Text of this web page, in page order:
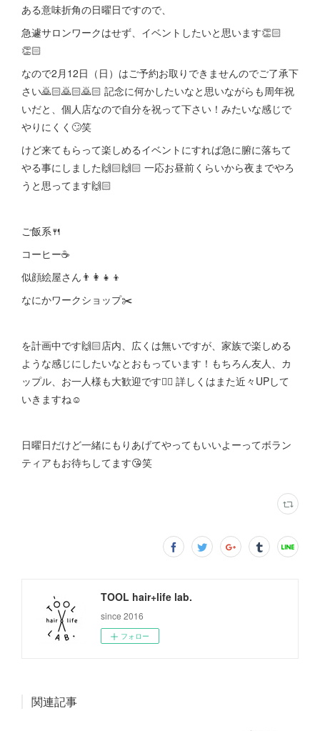
ある意味折角の日曜日ですので、
急遽サロンワークはせず、イベントしたいと思います👏🏻
👏🏻
なので2月12日（日）はご予約お取りできませんのでご了承下
さい🙇🏻🙇🏻🙇🏻 記念に何かしたいなと思いながらも周年祝
いだと、個人店なので自分を祝って下さい！みたいな感じで
やりにくく🙄笑
けど来てもらって楽しめるイベントにすれば急に腑に落ちて
やる事にしました🙌🏻🙌🏻 一応お昼前くらいから夜までやろ
うと思ってます🙌🏻
ご飯系🍴
コーヒー☕️
似顔絵屋さん👨‍👩‍👧‍👦
なにかワークショップ✂️
を計画中です🙌🏻店内、広くは無いですが、家族で楽しめる
ような感じにしたいなとおもっています！もちろん友人、カ
ップル、お一人様も大歓迎です👍🏻 詳しくはまた近々UPして
いきますね☺
日曜日だけど一緒にもりあげてやってもいいよーってボラン
ティアもお待ちしてます😘笑
TOOL hair+life lab.
since 2016
フォロー
関連記事